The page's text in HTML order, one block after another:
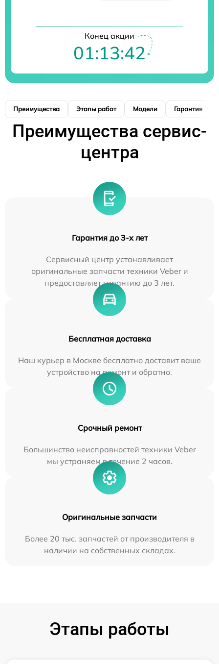
Конец акции
01:13:41
Преимущества Этапы работ Модели Гарантия
Преимущества сервис-
центра
Гарантия до 3-х лет
Сервисный центр устанавливает
оригинальные запчасти техники Veber и
предоставляет гарантию до 3 лет.
Бесплатная доставка
Наш курьер в Москве бесплатно доставит ваше
устройство на ремонт и обратно.
Срочный ремонт
Большинство неисправностей техники Veber
мы устраняем в течение 2 часов.
Оригинальные запчасти
Более 20 тыс. запчастей от производителя в
наличии на собственных складах.
Этапы работы